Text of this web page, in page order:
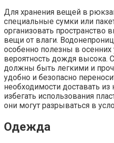
Для хранения вещей в
специальные сумки или
организовать пространство
вещи от влаги.
особенно полезны в осенних
вероятность дождя высока.
должны быть легкими и
удобно и безопасно
необходимости доставать
избегать использования
они могут разрываться в
Одежда